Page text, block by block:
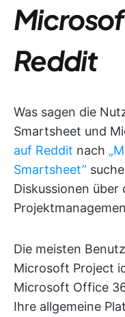
Reddit
Was sagen die
Smartsheet und
auf Reddit nach
Smartsheet”
Diskussionen
Die meisten
Microsoft Project
Microsoft Office
Ihre allgemeine